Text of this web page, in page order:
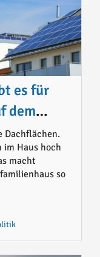
es für
dem
Dachflächen.
Haus hoch
macht
so